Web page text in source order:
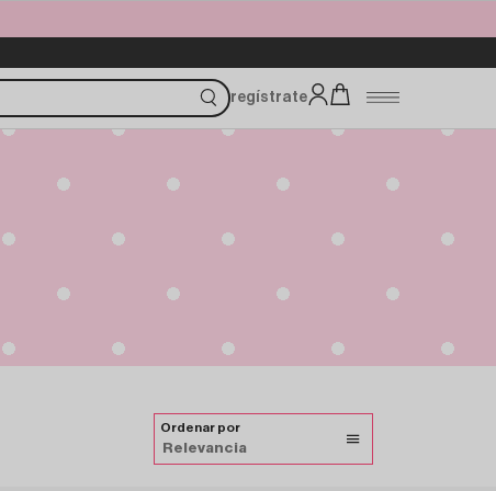
regístrate
Ordenar por